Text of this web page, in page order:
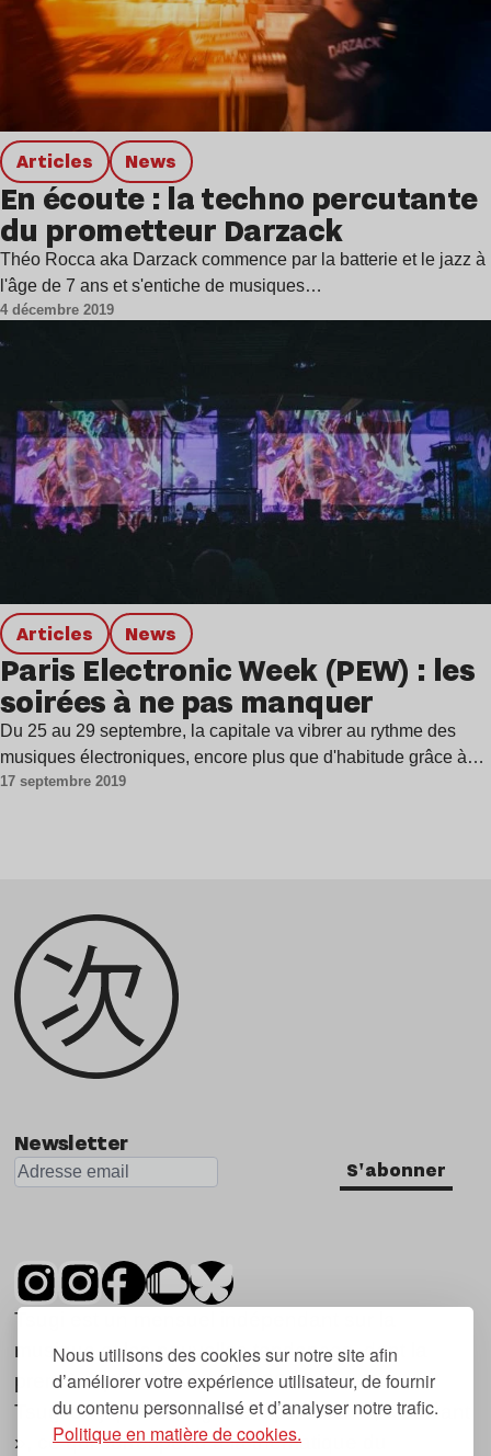
Nous utilisons des cookies sur notre site afin
d’améliorer votre expérience utilisateur, de fournir
du contenu personnalisé et d’analyser notre trafic.
Politique en matière de cookies.
Articles news
En écoute : la techno percutante
du prometteur Darzack
Théo Rocca aka Darzack commence par la batterie et le jazz à
l'âge de 7 ans et s'entiche de musiques…
4 décembre 2019
Articles news
Paris Electronic Week (PEW) : les
soirées à ne pas manquer
Du 25 au 29 septembre, la capitale va vibrer au rythme des
musiques électroniques, encore plus que d'habitude grâce à…
17 septembre 2019
Newsletter
S'abonner
Tsugi est un mensuel indépendant sur la
musique et les nouvelles tendances, dont la
première parution date de 2007.
Tsugi en japonais signifie « prochain », « suivant
», ce qui correspond à la thématique du